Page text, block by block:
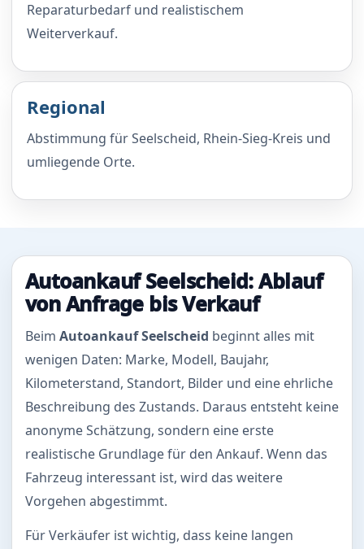
Reparaturbedarf und realistischem
Weiterverkauf.
Regional
Abstimmung für Seelscheid, Rhein-Sieg-Kreis und
umliegende Orte.
Autoankauf Seelscheid: Ablauf
von Anfrage bis Verkauf
Beim Autoankauf Seelscheid beginnt alles mit
wenigen Daten: Marke, Modell, Baujahr,
Kilometerstand, Standort, Bilder und eine ehrliche
Beschreibung des Zustands. Daraus entsteht keine
anonyme Schätzung, sondern eine erste
realistische Grundlage für den Ankauf. Wenn das
Fahrzeug interessant ist, wird das weitere
Vorgehen abgestimmt.
Für Verkäufer ist wichtig, dass keine langen